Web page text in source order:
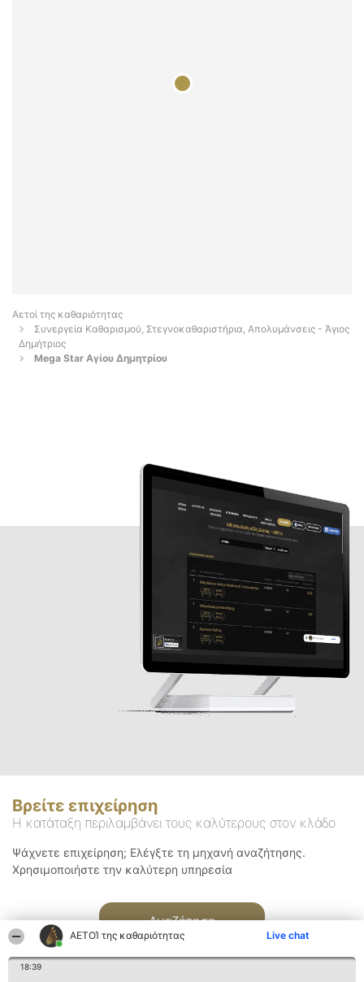
ΑΕΤΟΊ της καθαριότητας Live chat
18:39
Αετοί της καθαριότητας
Συνεργεία Καθαρισμού, Στεγνοκαθαριστήρια, Απολυμάνσεις - Άγιος
Δημήτριος
Mega Star Αγίου Δημητρίου
Βρείτε επιχείρηση
Η κατάταξη περιλαμβάνει τους καλύτερους στον κλάδο
Ψάχνετε επιχείρηση; Ελέγξτε τη μηχανή αναζήτησης.
Χρησιμοποιήστε την καλύτερη υπηρεσία
Αναζήτηση